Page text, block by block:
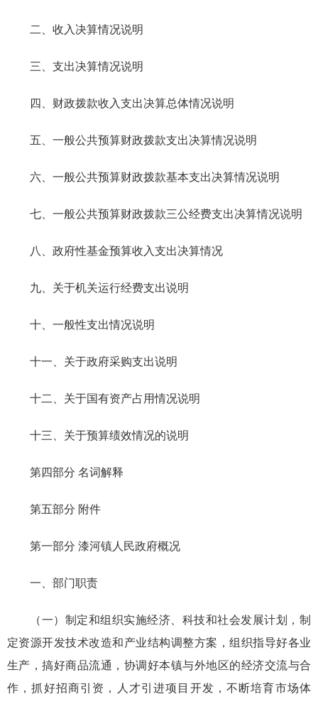
二、收入决算情况说明
三、支出决算情况说明
四、财政拨款收入支出决算总体情况说明
五、一般公共预算财政拨款支出决算情况说明
六、一般公共预算财政拨款基本支出决算情况说明
七、一般公共预算财政拨款三公经费支出决算情况说明
八、政府性基金预算收入支出决算情况
九、关于机关运行经费支出说明
十、一般性支出情况说明
十一、关于政府采购支出说明
十二、关于国有资产占用情况说明
十三、关于预算绩效情况的说明
第四部分 名词解释
第五部分 附件
第一部分 漆河镇人民政府概况
一、部门职责
（一）制定和组织实施经济、科技和社会发展计划，制
定资源开发技术改造和产业结构调整方案，组织指导好各业
生产，搞好商品流通，协调好本镇与外地区的经济交流与合
作，抓好招商引资，人才引进项目开发，不断培育市场体